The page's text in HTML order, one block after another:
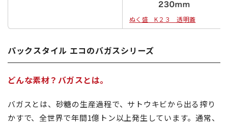
ぬく盛 K２３ 透明蓋
パックスタイル エコのバガスシリーズ
どんな素材？バガスとは。
バガスとは、砂糖の生産過程で、サトウキビから出る搾り
かすで、全世界で年間1億トン以上発生しています。通常、